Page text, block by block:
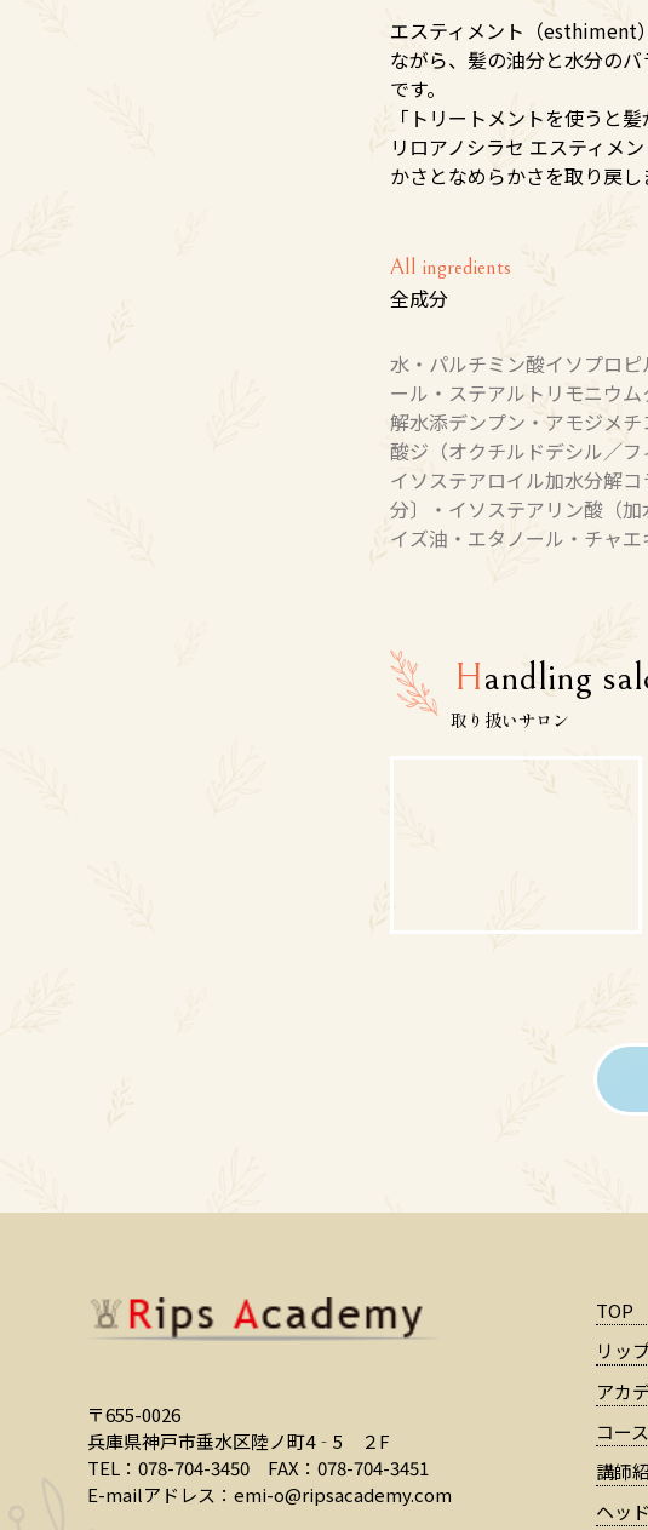
エスティメント（esthiment
ながら、髪の油分と水分の
です。
「トリートメントを使うと
リロアノシラセ エスティメ
かさとなめらかさを取り戻し
All ingredients
全成分
水・パルチミン酸イソプロ
ール・ステアルトリモニウ
解水添デンプン・アモジメ
酸ジ（オクチルドデシル／
イソステアロイル加水分解
分〕・イソステアリン酸（
イズ油・エタノール・チャ
Handling
取り扱いサロン
〒655-0026
兵庫県神戸市垂水区陸ノ町4‐5 ２F
TEL：078-704-3450 FAX：078-704-3451
E-mailアドレス： emi-o@ripsacademy.com
TOP
リッ
アカ
コー
講師
ヘッ